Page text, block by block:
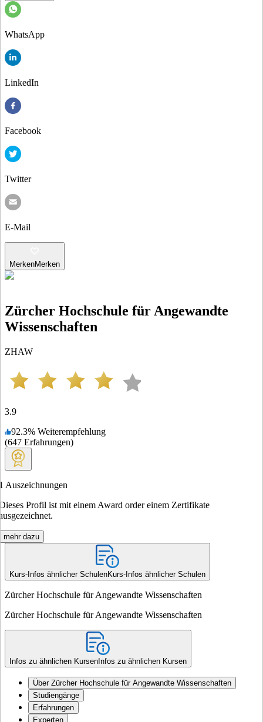
WhatsApp
LinkedIn
Facebook
Twitter
E-Mail
MerkenMerken
Zürcher Hochschule für Angewandte
Wissenschaften
ZHAW
3.9
92.3% Weiterempfehlung
(647 Erfahrungen)
Auszeichnungen
Profil ist mit einem Award order einem Zertifikate
mehr dazu
Kurs-Infos ähnlicher SchulenKurs-Infos ähnlicher Schulen
Zürcher Hochschule für Angewandte Wissenschaften
Zürcher Hochschule für Angewandte Wissenschaften
Infos zu ähnlichen Kursen Infos zu ähnlichen Kursen
Über Zürcher Hochschule für Angewandte Wissenschaften
Studiengänge
Erfahrungen
Experten